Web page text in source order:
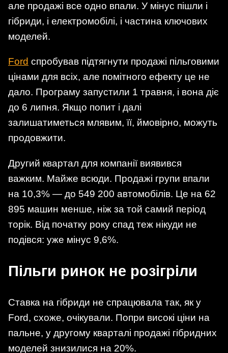
але продажі все одно впали. У мінус пішли і
гібриди, і електромобілі, і частина ключових
моделей.
Ford спробував підтягнути продажі пільговими
цінами для всіх, але помітного ефекту це не
дало. Програму запустили 1 травня, і вона діє
до 6 липня. Якщо попит і далі
залишатиметься млявим, її, ймовірно, можуть
продовжити.
Другий квартал для компанії виявився
важким. Майже всюди. Продажі групи впали
на 10,3% — до 549 200 автомобілів. Це на 62
895 машин менше, ніж за той самий період
торік. Від початку року спад теж нікуди не
подівся: уже мінус 9,6%.
Пільги ринок не розігріли
Ставка на гібриди не спрацювала так, як у
Ford, схоже, очікували. Попри високі ціни на
пальне, у другому кварталі продажі гібридних
моделей знизилися на 20%.